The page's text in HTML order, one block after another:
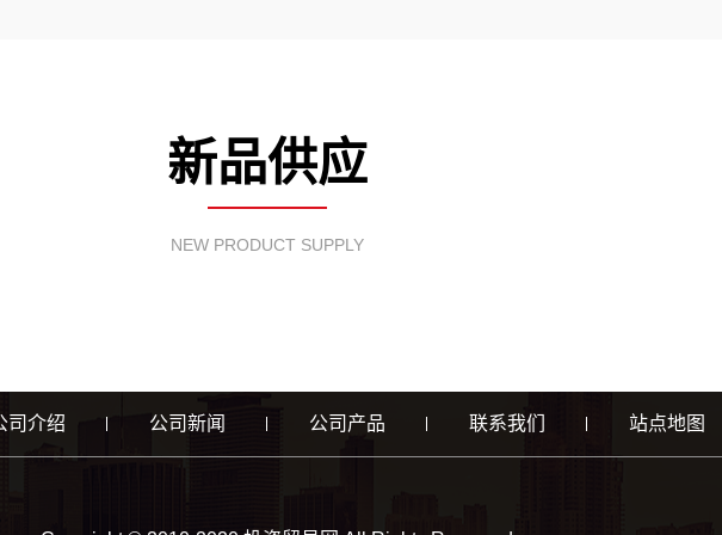
新品供应
NEW PRODUCT SUPPLY
司介绍 公司新闻 公司产品 联系我们 站点地图